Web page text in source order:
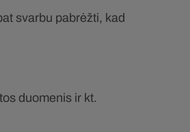
svarbu pabrėžti, kad
duomenis ir kt.